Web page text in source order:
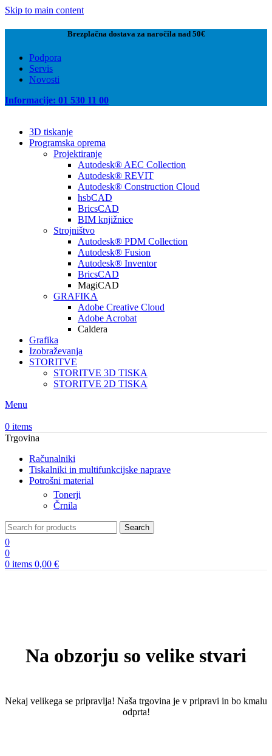
Skip to main content
Brezplačna dostava za naročila nad 50€
Podpora
Servis
Novosti
Informacije: 01 530 11 00
3D tiskanje
Programska oprema
Projektiranje
Autodesk® AEC Collection
Autodesk® REVIT
Autodesk® Construction Cloud
hsbCAD
BricsCAD
BIM knjižnice
Strojništvo
Autodesk® PDM Collection
Autodesk® Fusion
Autodesk® Inventor
BricsCAD
MagiCAD
GRAFIKA
Adobe Creative Cloud
Adobe Acrobat
Caldera
Grafika
Izobraževanja
STORITVE
STORITVE 3D TISKA
STORITVE 2D TISKA
Menu
0 items
Trgovina
Računalniki
Tiskalniki in multifunkcijske naprave
Potrošni material
Tonerji
Črnila
Search
0
0
0 items 0,00 €
Na obzorju so velike stvari
Nekaj ​​velikega se pripravlja! Naša trgovina je v pripravi in ​​bo kmalu
odprta!